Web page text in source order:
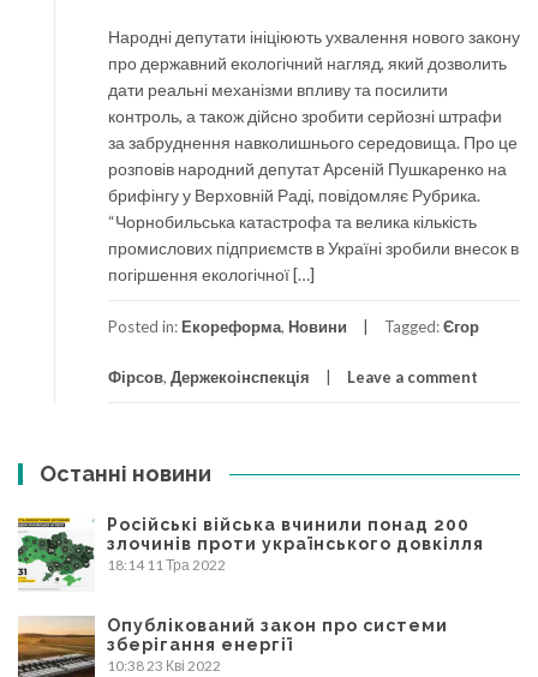
Народні депутати ініціюють ухвалення нового закону
про державний екологічний нагляд, який дозволить
дати реальні механізми впливу та посилити
контроль, а також дійсно зробити серйозні штрафи
за забруднення навколишнього середовища. Про це
розповів народний депутат Арсеній Пушкаренко на
брифінгу у Верховній Раді, повідомляє Рубрика.
“Чорнобильська катастрофа та велика кількість
промислових підприємств в Україні зробили внесок в
погіршення екологічної […]
Posted in: Екореформа, Новини Tagged:Єгор
Фірсов, Держекоінспекція Leave a comment
Останні новини
Російські війська вчинили понад 200
злочинів проти українського довкілля
18:14 11 Тра 2022
Опублікований закон про системи
зберігання енергії
10:3823 Кві 2022